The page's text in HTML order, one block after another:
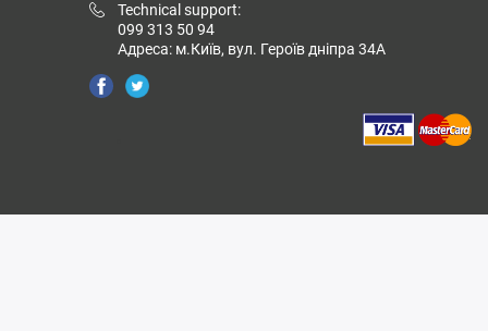
Technical support:
099 313 50 94
Адреса: м.Київ, вул. Героїв дніпра 34А